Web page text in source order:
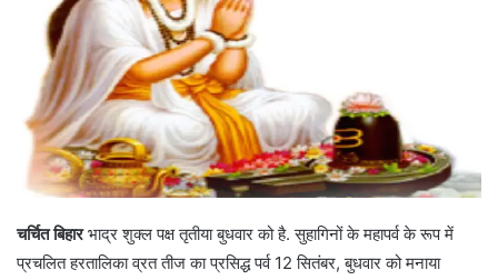
चर्चित बिहारभाद्र शुक्ल पक्ष तृतीया बुधवार को है. सुहागिनों के महापर्व के रूप में
प्रचलित हरतालिका व्रत तीज का प्रसिद्ध पर्व 12 सितंबर, बुधवार को मनाया